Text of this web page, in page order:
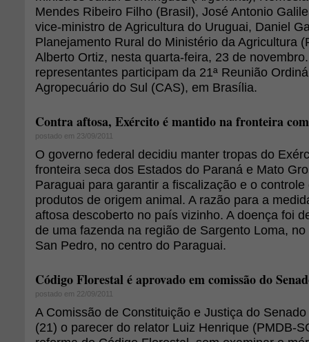
Mendes Ribeiro Filho (Brasil), José Antonio
vice-ministro de Agricultura do Uruguai, Daniel
Planejamento Rural do Ministério da Agricultura
Alberto Ortiz, nesta quarta-feira, 23 de
representantes participam da 21ª Reunião
Agropecuário do Sul (CAS), em Brasília.
Contra aftosa, Exército é mantido na fronteira
postado em 23/09/2011
O governo federal decidiu manter tropas do
fronteira seca dos Estados do Paraná e Mato
Paraguai para garantir a fiscalização e o
produtos de origem animal. A razão para a
aftosa descoberto no país vizinho. A doença foi
de uma fazenda na região de Sargento Loma,
San Pedro, no centro do Paraguai.
Código Florestal é aprovado em comissão do
postado em 22/09/2011
A Comissão de Constituição e Justiça do
(21) o parecer do relator Luiz Henrique (PMDB-